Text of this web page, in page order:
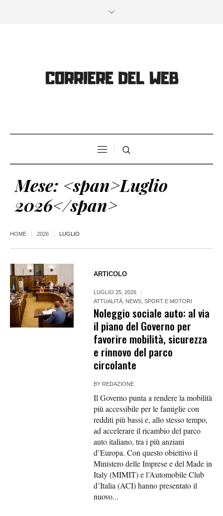
Mese: <span>Luglio
2026</span>
HOME 2026 LUGLIO
ARTICOLO
LUGLIO 25, 2026
ATTUALITÀ NEWS ,SPORT E MOTORI
Noleggio sociale auto: al via
il piano del Governo per
favorire mobilità, sicurezza
e rinnovo del parco
circolante
BY REDAZIONE
Il Governo punta a rendere la mobilità
più accessibile per le famiglie con
redditi più bassi e, allo stesso tempo,
ad accelerare il ricambio del parco
auto italiano, tra i più anziani
d’Europa. Con questo obiettivo il
Ministero delle Imprese e del Made in
Italy (MIMIT) e l’Automobile Club
d’Italia (ACI) hanno presentato il
nuovo...